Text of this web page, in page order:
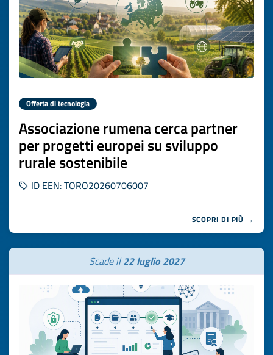
Offerta di tecnologia
Associazione rumena cerca partner
per progetti europei su sviluppo
rurale sostenibile
ID EEN: TORO20260706007
SCOPRI DI PIÙ →
Scade il22 luglio 2027